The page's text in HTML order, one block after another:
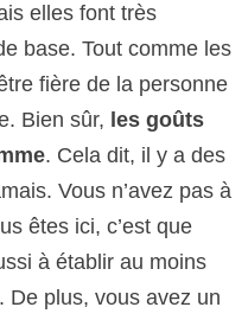
elles font très
base. Tout comme les
fière de la personne
Bien sûr, les goûts
. Cela dit, il y a des
Vous n’avez pas à
êtes ici, c’est que
à établir au moins
De plus, vous avez un